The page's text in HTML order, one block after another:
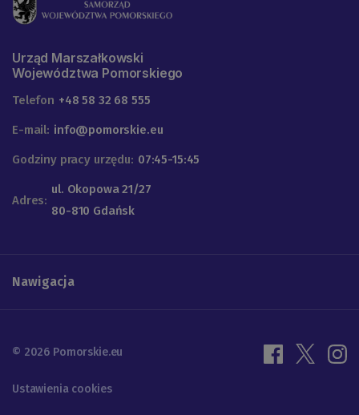
Urząd Marszałkowski
Województwa Pomorskiego
Telefon +48 58 32 68 555
E-mail: info@pomorskie.eu
Godziny pracy urzędu: 07:45-15:45
Adres:
ul. Okopowa 21/27
80-810 Gdańsk
Nawigacja
© 2026 Pomorskie.eu
Ustawienia cookies